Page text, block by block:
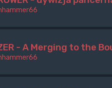
- A Merging to the